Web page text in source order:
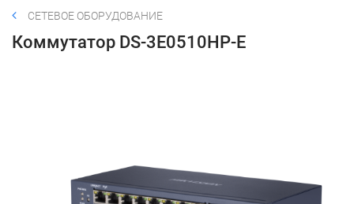
СЕТЕВОЕ ОБОРУДОВАНИЕ
Коммутатор DS-3E0510HP-E